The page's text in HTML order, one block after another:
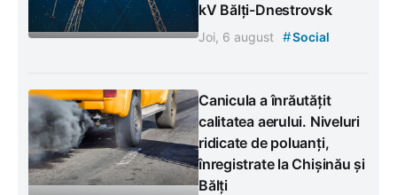
kV Bălți-Dnestrovsk
Joi, 6 august #Social
Canicula a înrăutățit
calitatea aerului. Niveluri
ridicate de poluanți,
înregistrate la Chișinău și
Bălți